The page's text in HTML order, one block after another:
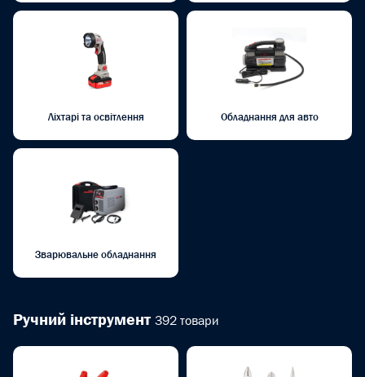
Ліхтарі та освітлення Обладнання для авто
Зварювальне обладнання
Ручний інструмент 392 товари